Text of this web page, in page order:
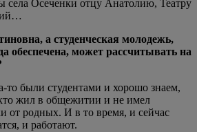
села Осеченки отцу Анатолию, Театру
а студенческая молодежь,
обеспечена, может рассчитывать на
были студентами и хорошо знаем,
жил в общежитии и не имел
от родных. И в то время, и сейчас
и работают.